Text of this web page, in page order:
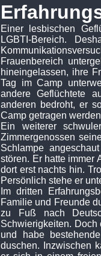
Einer lesbischen
LGBTI-Bereich.
Frauenbereich
hineingelassen, ihre
Tag im Camp
andere Geflüchtete
anderen bedroht, er
Camp getragen
Ein weiterer
Zimmergenossen
Schlampe
stören. Er hatte immer
dort erst nachts hin.
Persönlich stehe er
Im dritten
Familie und Freunde
zu Fuß nach
Schwierigkeiten. Doch
und habe
duschen. Inzwischen